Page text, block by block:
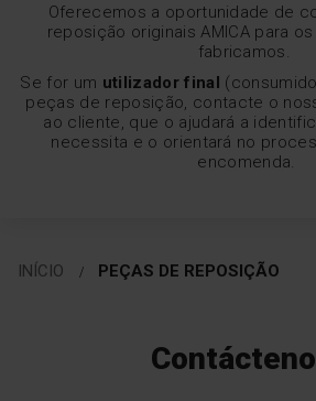
Oferecemos a oportunidade de
reposição originais AMICA para
fabricamos.
Se for um utilizador final
peças de reposição, contacte o
ao cliente, que o ajudará a
necessita e o orientará no
encomenda.
INÍCIO PEÇAS DE REPOSIÇÃO